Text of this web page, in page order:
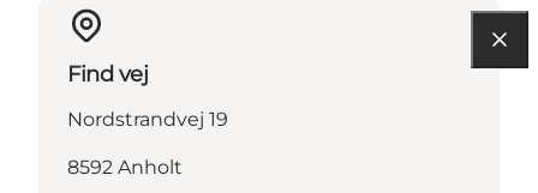
Find vej
Nordstrandvej 19
8592 Anholt